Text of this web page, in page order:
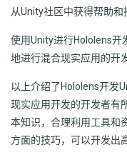
从Unity社区中获得帮助和
使用Unity进行Hololens开
地进行混合现实应用的开
以上介绍了Hololens开发
现实应用开发的开发者有
本知识，合理利用工具和
方面的技巧，可以开发出